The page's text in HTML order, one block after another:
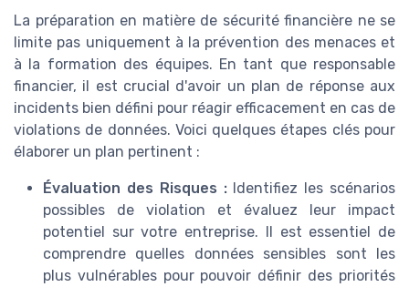
La préparation en matière de sécurité financière ne se
limite pas uniquement à la prévention des menaces et
à la formation des équipes. En tant que responsable
financier, il est crucial d'avoir un plan de réponse aux
incidents bien défini pour réagir efficacement en cas de
violations de données. Voici quelques étapes clés pour
élaborer un plan pertinent :
Évaluation des Risques :Identifiez les scénarios
possibles de violation et évaluez leur impact
potentiel sur votre entreprise. Il est essentiel de
comprendre quelles données sensibles sont les
plus vulnérables pour pouvoir définir des priorités